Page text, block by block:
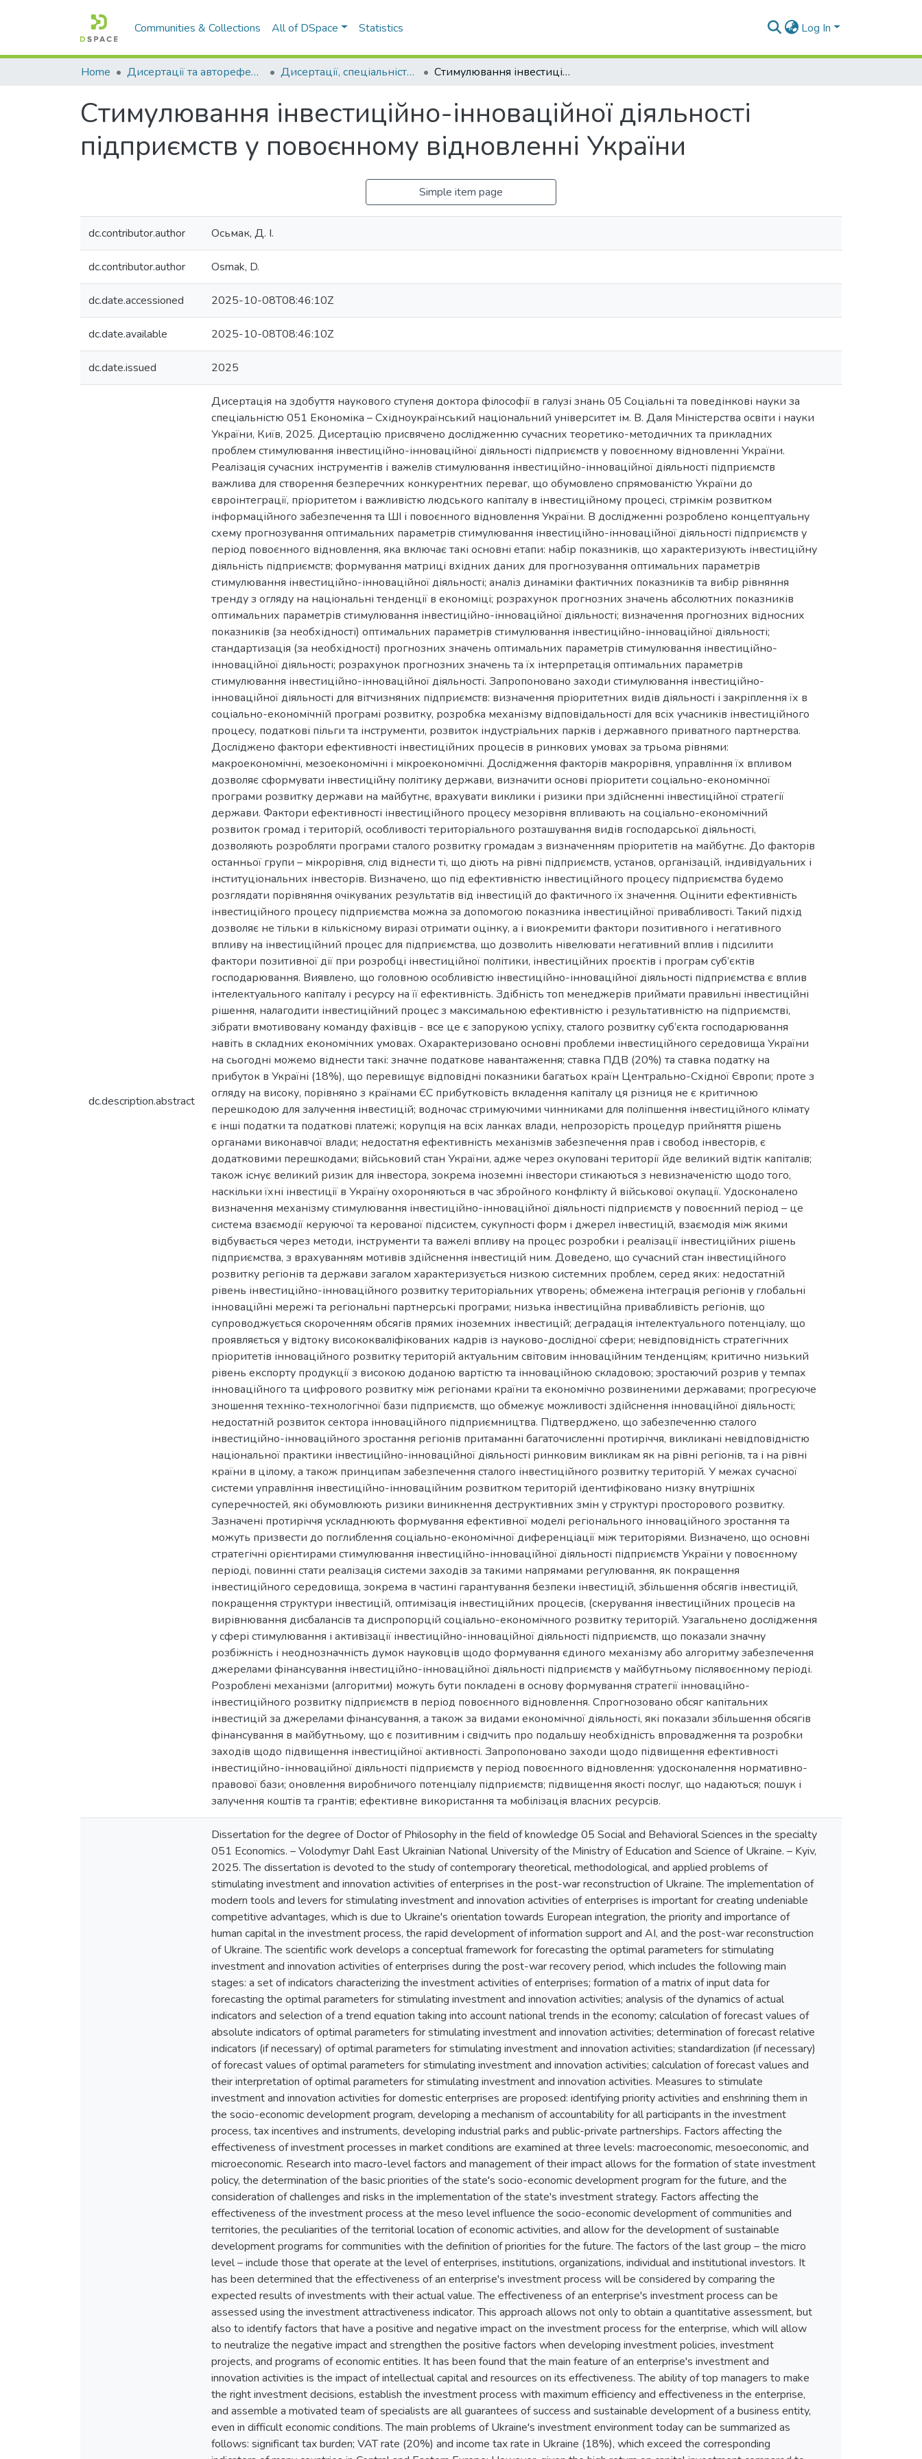
Communities & Collections All of DSpace Statistics Log In
Home Дисертації та автореферати дисертацій Дисертації, спеціальність 051 – Економіка Стимулювання інвестиційно-інноваційної діяльності підприємств у повоєнному відновленні України
Стимулювання інвестиційно-інноваційної діяльності
підприємств у повоєнному відновленні України
Simple item page
dc.contributor.author Осьмак, Д. І.
dc.contributor.author Osmak, D.
dc.date.accessioned 2025-10-08T08:46:10Z
dc.date.available 2025-10-08T08:46:10Z
dc.date.issued 2025
dc.description.abstract
Дисертація на здобуття наукового ступеня доктора філософії в галузі знань 05 Соціальні та поведінкові науки за
спеціальністю 051 Економіка – Східноукраїнський національний університет ім. В. Даля Міністерства освіти і науки
України, Київ, 2025. Дисертацію присвячено дослідженню сучасних теоретико-методичних та прикладних
проблем стимулювання інвестиційно-інноваційної діяльності підприємств у повоєнному відновленні України.
Реалізація сучасних інструментів і важелів стимулювання інвестиційно-інноваційної діяльності підприємств
важлива для створення безперечних конкурентних переваг, що обумовлено спрямованістю України до
євроінтеграції, пріоритетом і важливістю людського капіталу в інвестиційному процесі, стрімкім розвитком
інформаційного забезпечення та ШІ і повоєнного відновлення України. В дослідженні розроблено концептуальну
схему прогнозування оптимальних параметрів стимулювання інвестиційно-інноваційної діяльності підприємств у
період повоєнного відновлення, яка включає такі основні етапи: набір показників, що характеризують інвестиційну
діяльність підприємств; формування матриці вхідних даних для прогнозування оптимальних параметрів
стимулювання інвестиційно-інноваційної діяльності; аналіз динаміки фактичних показників та вибір рівняння
тренду з огляду на національні тенденції в економіці; розрахунок прогнозних значень абсолютних показників
оптимальних параметрів стимулювання інвестиційно-інноваційної діяльності; визначення прогнозних відносних
показників (за необхідності) оптимальних параметрів стимулювання інвестиційно-інноваційної діяльності;
стандартизація (за необхідності) прогнозних значень оптимальних параметрів стимулювання інвестиційно-
інноваційної діяльності; розрахунок прогнозних значень та їх інтерпретація оптимальних параметрів
стимулювання інвестиційно-інноваційної діяльності. Запропоновано заходи стимулювання інвестиційно-
інноваційної діяльності для вітчизняних підприємств: визначення пріоритетних видів діяльності і закріплення їх в
соціально-економічній програмі розвитку, розробка механізму відповідальності для всіх учасників інвестиційного
процесу, податкові пільги та інструменти, розвиток індустріальних парків і державного приватного партнерства.
Досліджено фактори ефективності інвестиційних процесів в ринкових умовах за трьома рівнями:
макроекономічні, мезоекономічні і мікроекономічні. Дослідження факторів макрорівня, управління їх впливом
дозволяє сформувати інвестиційну політику держави, визначити основі пріоритети соціально-економічної
програми розвитку держави на майбутнє, врахувати виклики і ризики при здійсненні інвестиційної стратегії
держави. Фактори ефективності інвестиційного процесу мезорівня впливають на соціально-економічний
розвиток громад і територій, особливості територіального розташування видів господарської діяльності,
дозволяють розробляти програми сталого розвитку громадам з визначенням пріоритетів на майбутнє. До факторів
останньої групи – мікрорівня, слід віднести ті, що діють на рівні підприємств, установ, організацій, індивідуальних і
інституціональних інвесторів. Визначено, що під ефективністю інвестиційного процесу підприємства будемо
розглядати порівняння очікуваних результатів від інвестицій до фактичного їх значення. Оцінити ефективність
інвестиційного процесу підприємства можна за допомогою показника інвестиційної привабливості. Такий підхід
дозволяє не тільки в кількісному виразі отримати оцінку, а і виокремити фактори позитивного і негативного
впливу на інвестиційний процес для підприємства, що дозволить нівелювати негативний вплив і підсилити
фактори позитивної дії при розробці інвестиційної політики, інвестиційних проєктів і програм суб’єктів
господарювання. Виявлено, що головною особливістю інвестиційно-інноваційної діяльності підприємства є вплив
інтелектуального капіталу і ресурсу на її ефективність. Здібність топ менеджерів приймати правильні інвестиційні
рішення, налагодити інвестиційний процес з максимальною ефективністю і результативністю на підприємстві,
зібрати вмотивовану команду фахівців - все це є запорукою успіху, сталого розвитку суб’єкта господарювання
навіть в складних економічних умовах. Охарактеризовано основні проблеми інвестиційного середовища України
на сьогодні можемо віднести такі: значне податкове навантаження; ставка ПДВ (20%) та ставка податку на
прибуток в Україні (18%), що перевищує відповідні показники багатьох країн Центрально-Східної Європи; проте з
огляду на високу, порівняно з країнами ЄС прибутковість вкладення капіталу ця різниця не є критичною
перешкодою для залучення інвестицій; водночас стримуючими чинниками для поліпшення інвестиційного клімату
є інші податки та податкові платежі; корупція на всіх ланках влади, непрозорість процедур прийняття рішень
органами виконавчої влади; недостатня ефективність механізмів забезпечення прав і свобод інвесторів, є
додатковими перешкодами; військовий стан України, адже через окуповані території йде великий відтік капіталів;
також існує великий ризик для інвестора, зокрема іноземні інвестори стикаються з невизначеністю щодо того,
наскільки їхні інвестиції в Україну охороняються в час збройного конфлікту й військової окупації. Удосконалено
визначення механізму стимулювання інвестиційно-інноваційної діяльності підприємств у повоєнний період – це
система взаємодії керуючої та керованої підсистем, сукупності форм і джерел інвестицій‚ взаємодія між якими
відбувається через методи, інструменти та важелі впливу на процес розробки і реалізації інвестиційних рішень
підприємства, з врахуванням мотивів здійснення інвестицій ним. Доведено, що сучасний стан інвестиційного
розвитку регіонів та держави загалом характеризується низкою системних проблем, серед яких: недостатній
рівень інвестиційно-інноваційного розвитку територіальних утворень; обмежена інтеграція регіонів у глобальні
інноваційні мережі та регіональні партнерські програми; низька інвестиційна привабливість регіонів, що
супроводжується скороченням обсягів прямих іноземних інвестицій; деградація інтелектуального потенціалу, що
проявляється у відтоку висококваліфікованих кадрів із науково-дослідної сфери; невідповідність стратегічних
пріоритетів інноваційного розвитку територій актуальним світовим інноваційним тенденціям; критично низький
рівень експорту продукції з високою доданою вартістю та інноваційною складовою; зростаючий розрив у темпах
інноваційного та цифрового розвитку між регіонами країни та економічно розвиненими державами; прогресуюче
зношення техніко-технологічної бази підприємств, що обмежує можливості здійснення інноваційної діяльності;
недостатній розвиток сектора інноваційного підприємництва. Підтверджено, що забезпеченню сталого
інвестиційно-інноваційного зростання регіонів притаманні багаточисленні протиріччя, викликані невідповідністю
національної практики інвестиційно-інноваційної діяльності ринковим викликам як на рівні регіонів, та і на рівні
країни в цілому, а також принципам забезпечення сталого інвестиційного розвитку територій. У межах сучасної
системи управління інвестиційно-інноваційним розвитком територій ідентифіковано низку внутрішніх
суперечностей, які обумовлюють ризики виникнення деструктивних змін у структурі просторового розвитку.
Зазначені протиріччя ускладнюють формування ефективної моделі регіонального інноваційного зростання та
можуть призвести до поглиблення соціально-економічної диференціації між територіями. Визначено, що основні
стратегічні орієнтирами стимулювання інвестиційно-інноваційної діяльності підприємств України у повоєнному
періоді, повинні стати реалізація системи заходів за такими напрямами регулювання, як покращення
інвестиційного середовища, зокрема в частині гарантування безпеки інвестицій, збільшення обсягів інвестицій,
покращення структури інвестицій, оптимізація інвестиційних процесів, (скерування інвестиційних процесів на
вирівнювання дисбалансів та диспропорцій соціально-економічного розвитку територій. Узагальнено дослідження
у сфері стимулювання і активізації інвестиційно-інноваційної діяльності підприємств, що показали значну
розбіжність і неоднозначність думок науковців щодо формування єдиного механізму або алгоритму забезпечення
джерелами фінансування інвестиційно-інноваційної діяльності підприємств у майбутньому післявоєнному періоді.
Розроблені механізми (алгоритми) можуть бути покладені в основу формування стратегії інноваційно-
інвестиційного розвитку підприємств в період повоєнного відновлення. Спрогнозовано обсяг капітальних
інвестицій за джерелами фінансування, а також за видами економічної діяльності, які показали збільшення обсягів
фінансування в майбутньому, що є позитивним і свідчить про подальшу необхідність впровадження та розробки
заходів щодо підвищення інвестиційної активності. Запропоновано заходи щодо підвищення ефективності
інвестиційно-інноваційної діяльності підприємств у період повоєнного відновлення: удосконалення нормативно-
правової бази; оновлення виробничого потенціалу підприємств; підвищення якості послуг, що надаються; пошук і
залучення коштів та грантів; ефективне використання та мобілізація власних ресурсів.
Dissertation for the degree of Doctor of Philosophy in the field of knowledge 05 Social and Behavioral Sciences in the specialty
051 Economics. – Volodymyr Dahl East Ukrainian National University of the Ministry of Education and Science of Ukraine. – Kyiv,
2025. The dissertation is devoted to the study of contemporary theoretical, methodological, and applied problems of
stimulating investment and innovation activities of enterprises in the post-war reconstruction of Ukraine. The implementation of
modern tools and levers for stimulating investment and innovation activities of enterprises is important for creating undeniable
competitive advantages, which is due to Ukraine's orientation towards European integration, the priority and importance of
human capital in the investment process, the rapid development of information support and AI, and the post-war reconstruction
of Ukraine. The scientific work develops a conceptual framework for forecasting the optimal parameters for stimulating
investment and innovation activities of enterprises during the post-war recovery period, which includes the following main
stages: a set of indicators characterizing the investment activities of enterprises; formation of a matrix of input data for
forecasting the optimal parameters for stimulating investment and innovation activities; analysis of the dynamics of actual
indicators and selection of a trend equation taking into account national trends in the economy; calculation of forecast values of
absolute indicators of optimal parameters for stimulating investment and innovation activities; determination of forecast relative
indicators (if necessary) of optimal parameters for stimulating investment and innovation activities; standardization (if necessary)
of forecast values of optimal parameters for stimulating investment and innovation activities; calculation of forecast values and
their interpretation of optimal parameters for stimulating investment and innovation activities. Measures to stimulate
investment and innovation activities for domestic enterprises are proposed: identifying priority activities and enshrining them in
the socio-economic development program, developing a mechanism of accountability for all participants in the investment
process, tax incentives and instruments, developing industrial parks and public-private partnerships. Factors affecting the
effectiveness of investment processes in market conditions are examined at three levels: macroeconomic, mesoeconomic, and
microeconomic. Research into macro-level factors and management of their impact allows for the formation of state investment
policy, the determination of the basic priorities of the state's socio-economic development program for the future, and the
consideration of challenges and risks in the implementation of the state's investment strategy. Factors affecting the
effectiveness of the investment process at the meso level influence the socio-economic development of communities and
territories, the peculiarities of the territorial location of economic activities, and allow for the development of sustainable
development programs for communities with the definition of priorities for the future. The factors of the last group – the micro
level – include those that operate at the level of enterprises, institutions, organizations, individual and institutional investors. It
has been determined that the effectiveness of an enterprise's investment process will be considered by comparing the
expected results of investments with their actual value. The effectiveness of an enterprise's investment process can be
assessed using the investment attractiveness indicator. This approach allows not only to obtain a quantitative assessment, but
also to identify factors that have a positive and negative impact on the investment process for the enterprise, which will allow
to neutralize the negative impact and strengthen the positive factors when developing investment policies, investment
projects, and programs of economic entities. It has been found that the main feature of an enterprise's investment and
innovation activities is the impact of intellectual capital and resources on its effectiveness. The ability of top managers to make
the right investment decisions, establish the investment process with maximum efficiency and effectiveness in the enterprise,
and assemble a motivated team of specialists are all guarantees of success and sustainable development of a business entity,
even in difficult economic conditions. The main problems of Ukraine's investment environment today can be summarized as
follows: significant tax burden; VAT rate (20%) and income tax rate in Ukraine (18%), which exceed the corresponding